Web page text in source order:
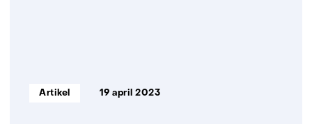
Informatietype:
Artikel 19 april 2023